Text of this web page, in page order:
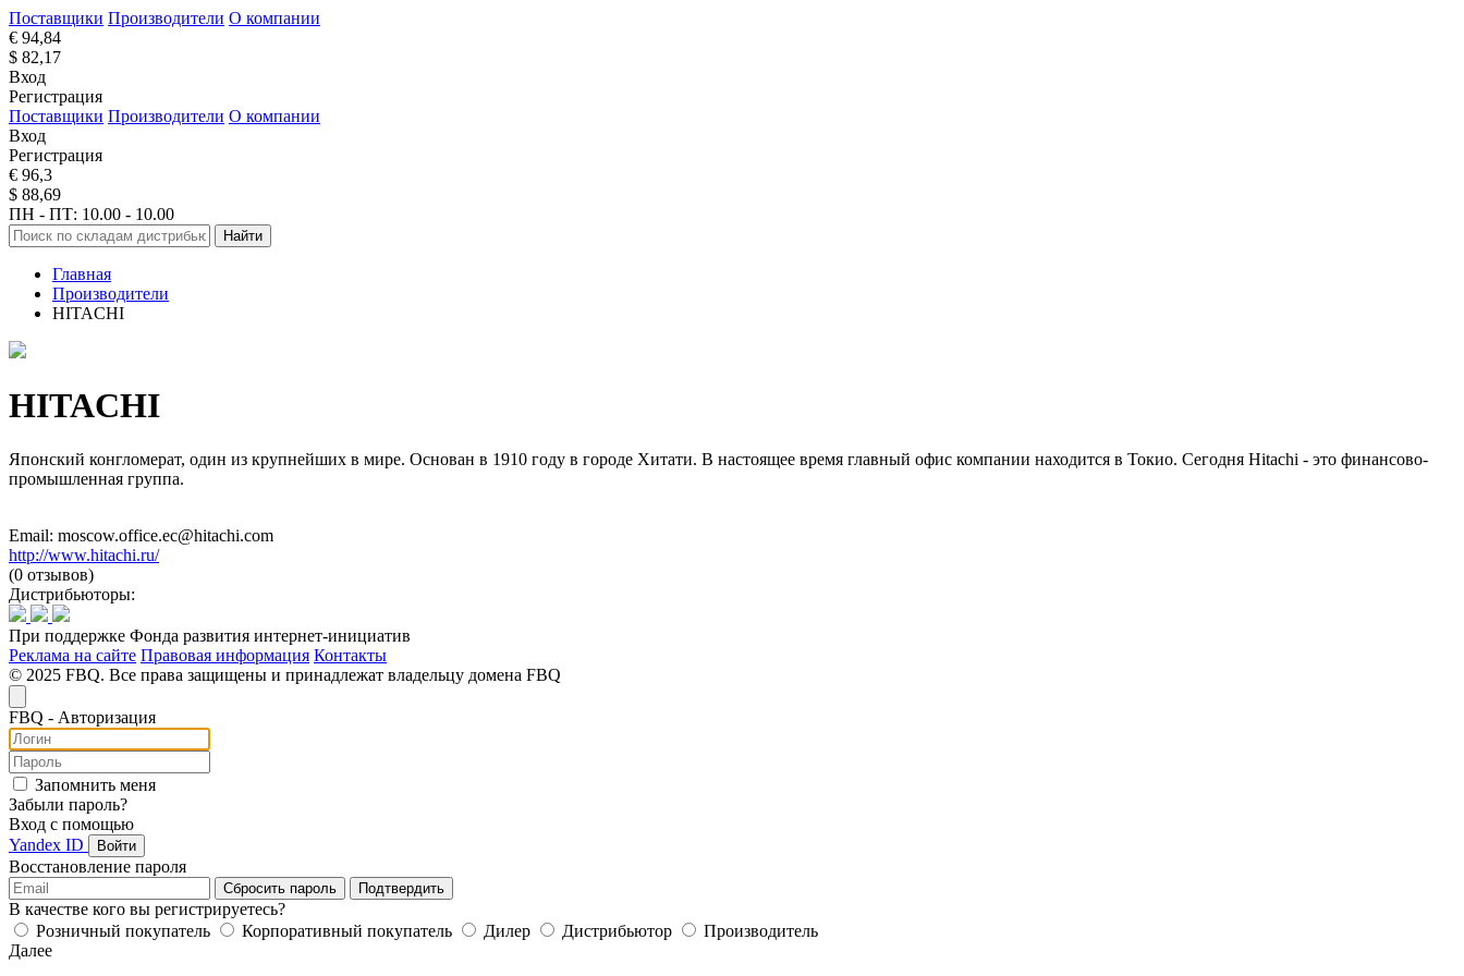
Поставщики Производители О компании
€ 94,84
$ 82,17
Вход
Регистрация
Поставщики Производители О компании
Вход
Регистрация
€ 96,3
$ 88,69
ПН - ПТ: 10.00 - 10.00
Найти
Главная
Производители
HITACHI
HITACHI
Японский конгломерат, один из крупнейших в мире. Основан в 1910 году в городе Хитати. В настоящее время главный офис компании находится в Токио. Сегодня Hitachi - это финансово-
промышленная группа.
Email: moscow.office.ec@hitachi.com
http://www.hitachi.ru/
(0 отзывов)
Дистрибьюторы:
При поддержке Фонда развития интернет-инициатив
Реклама на сайте Правовая информация Контакты
© 2025 FBQ. Все права защищены и принадлежат владельцу домена FBQ
FBQ - Авторизация
Запомнить меня
Забыли пароль?
Вход с помощью
Yandex ID
Войти
Восстановление пароля
Сбросить пароль Подтвердить
В качестве кого вы регистрируетесь?
Розничный покупатель
Корпоративный покупатель Дилер Дистрибьютор
Производитель
Далее